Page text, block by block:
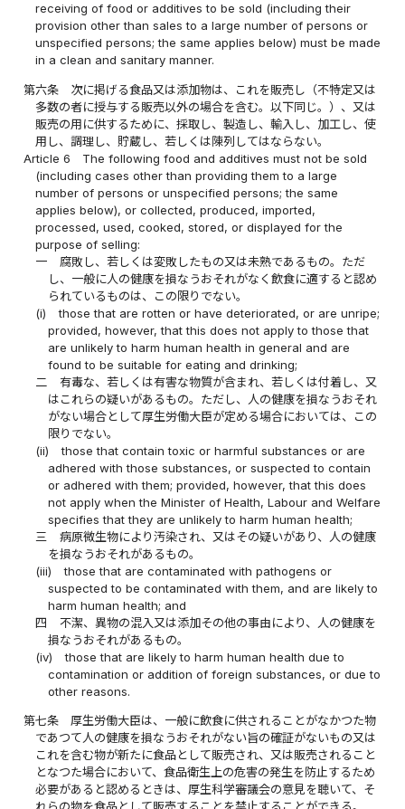
receiving of food or additives to be sold (including their
provision other than sales to a large number of persons or
unspecified persons; the same applies below) must be made
in a clean and sanitary manner.
第六条
次に掲げる食品又は添加物は、これを販売し（不特定又は
多数の者に授与する販売以外の場合を含む。以下同じ。）、又は
販売の用に供するために、採取し、製造し、輸入し、加工し、使
用し、調理し、貯蔵し、若しくは陳列してはならない。
Article 6
The following food and additives must not be sold
(including cases other than providing them to a large
number of persons or unspecified persons; the same
applies below), or collected, produced, imported,
processed, used, cooked, stored, or displayed for the
purpose of selling:
一
腐敗し、若しくは変敗したもの又は未熟であるもの。ただ
し、一般に人の健康を損なうおそれがなく飲食に適すると認め
られているものは、この限りでない。
(i)
those that are rotten or have deteriorated, or are unripe;
provided, however, that this does not apply to those that
are unlikely to harm human health in general and are
found to be suitable for eating and drinking;
二
有毒な、若しくは有害な物質が含まれ、若しくは付着し、又
はこれらの疑いがあるもの。ただし、人の健康を損なうおそれ
がない場合として厚生労働大臣が定める場合においては、この
限りでない。
(ii)
those that contain toxic or harmful substances or are
adhered with those substances, or suspected to contain
or adhered with them; provided, however, that this does
not apply when the Minister of Health, Labour and Welfare
specifies that they are unlikely to harm human health;
三
病原微生物により汚染され、又はその疑いがあり、人の健康
を損なうおそれがあるもの。
(iii)
those that are contaminated with pathogens or
suspected to be contaminated with them, and are likely to
harm human health; and
四
不潔、異物の混入又は添加その他の事由により、人の健康を
損なうおそれがあるもの。
(iv)
those that are likely to harm human health due to
contamination or addition of foreign substances, or due to
other reasons.
第七条
厚生労働大臣は、一般に飲食に供されることがなかつた物
であつて人の健康を損なうおそれがない旨の確証がないもの又は
これを含む物が新たに食品として販売され、又は販売されること
となつた場合において、食品衛生上の危害の発生を防止するため
必要があると認めるときは、厚生科学審議会の意見を聴いて、そ
れらの物を食品として販売することを禁止することができる。